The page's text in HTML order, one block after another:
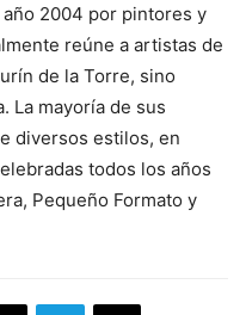
2004 por pintores y
reúne a artistas de
de la Torre, sino
La mayoría de sus
diversos estilos, en
todos los años
Pequeño Formato y